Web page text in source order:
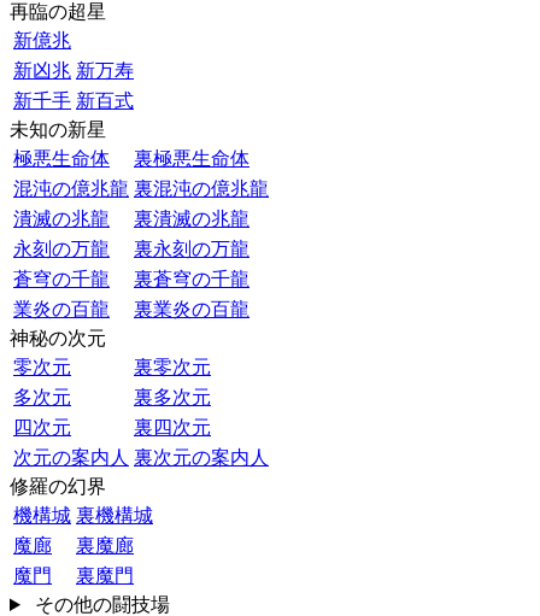
再臨の超星
新億兆
新凶兆 新万寿
新千手 新百式
未知の新星
極悪生命体
裏極悪生命体
混沌の億兆龍 裏混沌の億兆龍
潰滅の兆龍
裏潰滅の兆龍
永刻の万龍
裏永刻の万龍
蒼穹の千龍
裏蒼穹の千龍
業炎の百龍
裏業炎の百龍
神秘の次元
零次元
裏零次元
多次元
裏多次元
四次元
裏四次元
次元の案内人 裏次元の案内人
修羅の幻界
機構城 裏機構城
魔廊
裏魔廊
魔門
裏魔門
その他の闘技場